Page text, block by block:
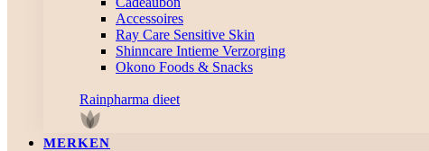
Accessoires
Ray Care Sensitive Skin
Shinncare Intieme Verzorging
Okono Foods & Snacks
Rainpharma dieet
MERKEN